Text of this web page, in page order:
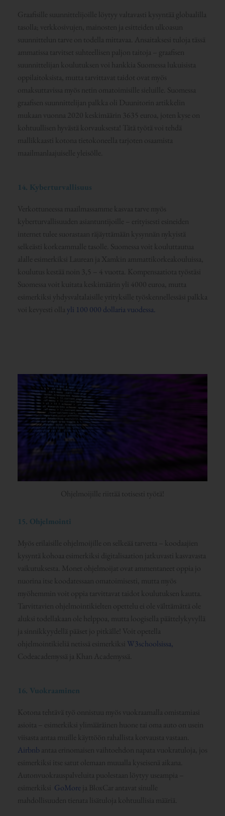
Graafisille suunnittelijoille löytyy valtavasti kysyntää globaalilla
tasolla; verkkosivujen, mainosten ja esitteiden ulkoasun
suunnittelun tarve on todella mittavaa. Ansaitaksesi tuloja tässä
ammatissa tarvitset suhteellisen paljon taitoja – graafisen
suunnittelijan koulutuksen voi hankkia Suomessa lukuisista
oppilaitoksista, mutta tarvittavat taidot ovat myös
omaksuttavissa myös netin omatoimisille sieluille. Suomessa
graafisen suunnittelijan palkka oli Duunitorin artikkelin
mukaan vuonna 2020 keskimäärin 3635 euroa, joten kyse on
kohtuullisen hyvästä korvauksesta! Tätä työtä voi tehdä
mallikkaasti kotona tietokoneella tarjoten osaamista
maailmanlaajuiselle yleisölle.
14. Kyberturvallisuus
Verkottuneessa maailmassamme kasvaa tarve myös
kyberturvallisuuden asiantuntijoille – erityisesti esineiden
internet tulee suorastaan räjäyttämään kysynnän nykyistä
selkeästi korkeammalle tasolle. Suomessa voit kouluttautua
alalle esimerkiksi Laurean ja Xamkin ammattikorkeakouluissa,
koulutus kestää noin 3,5 – 4 vuotta. Kompensaatiota työstäsi
Suomessa voit kuitata keskimäärin yli 4000 euroa, mutta
esimerkiksi yhdysvaltalaisille yrityksille työskennellessäsi palkka
voi kevyesti olla yli 100 000 dollaria vuodessa.
Ohjelmoijille riittää totisesti työtä!
15. Ohjelmointi
Myös erilaisille ohjelmoijille on selkeää tarvetta – koodaajien
kysyntä kohoaa esimerkiksi digitalisaation jatkuvasti kasvavasta
vaikutuksesta. Monet ohjelmoijat ovat ammentaneet oppia jo
nuorina itse koodatessaan omatoimisesti, mutta myös
myöhemmin voit oppia tarvittavat taidot koulutuksen kautta.
Tarvittavien ohjelmointikielten opettelu ei ole välttämättä ole
aluksi todellakaan ole helppoa, mutta loogisella päättelykyvyllä
ja sinnikkyydellä pääset jo pitkälle! Voit opetella
ohjelmointikieliä netissä esimerkiksi W3schoolsissa,
Codeacademyssä ja Khan Academyssä.
16. Vuokraaminen
Kotona tehtävä työ onnistuu myös vuokraamalla omistamiasi
asioita – esimerkiksi ylimääräinen huone tai oma auto on usein
viisasta antaa muille käyttöön rahallista korvausta vastaan.
Airbnbantaa erinomaisen vaihtoehdon napata vuokratuloja, jos
esimerkiksi itse satut olemaan muualla kyseisenä aikana.
Autonvuokrauspalveluita puolestaan löytyy useampia –
esimerkiksi GoMoreja BloxCar antavat sinulle
mahdollisuuden tienata lisätuloja kohtuullisia määriä.